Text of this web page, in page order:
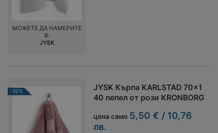
МОЖЕТЕ ДА НАМЕРИТЕ
В:
JYSK
-50%
JYSK Кърпа KARLSTAD 70x1
40 пепел от рози KRONBORG
цена само 5,50 € / 10,76
лв.